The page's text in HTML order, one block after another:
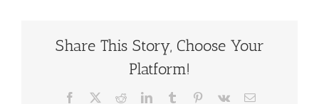
Share This Story, Choose Your
Platform!
Facebook RedditLinkedInTumblr Pinterest
Vk
E-